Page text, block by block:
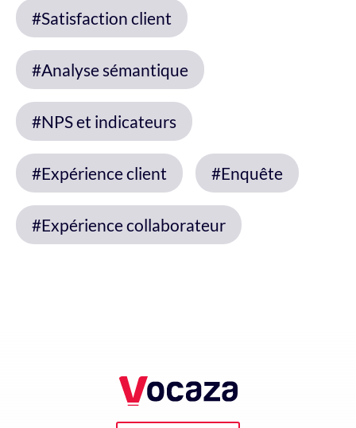
#Satisfaction client
#Analyse sémantique
#NPS et indicateurs
#Expérience client #Enquête
#Expérience collaborateur